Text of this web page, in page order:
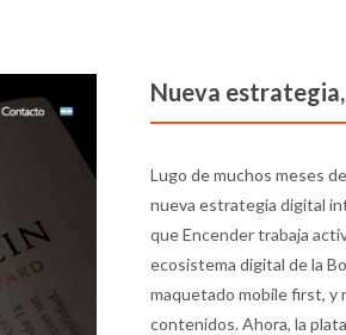
Nueva
Lugo de muchos meses
nueva estrategia digital
que Encender trabaja
ecosistema digital de la
maquetado mobile first, y
contenidos. Ahora, la